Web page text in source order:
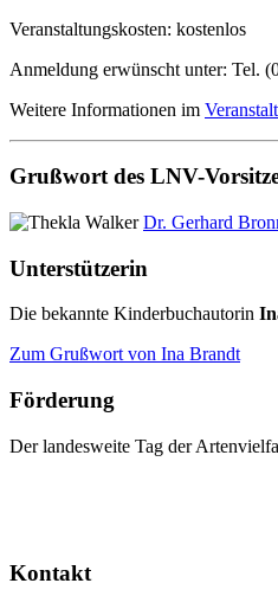
Veranstaltungskosten: kostenlos
Anmeldung erwünscht unter: Tel.
Weitere Informationen im
Grußwort des LNV-
Dr. Gerhard
Unterstützerin
Die bekannte Kinderbuchautorin
Zum Grußwort von Ina Brandt
Förderung
Der landesweite Tag der
Kontakt